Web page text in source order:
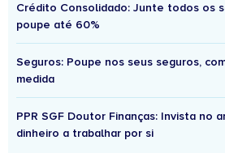
Crédito Consolidado: Junte todos os
poupe até 60%
Seguros: Poupe nos seus seguros,
medida
PPR SGF Doutor Finanças: Invista no
dinheiro a trabalhar por si